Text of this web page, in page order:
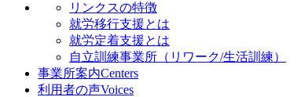
リンクスの特徴
就労移行支援とは
就労定着支援とは
自立訓練事業所（リワーク/生活訓練）
事業所案内Centers
利用者の声Voices